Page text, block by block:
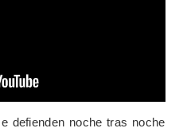
defienden noche tras noche